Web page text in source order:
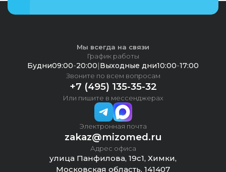
Мы всегда на связи
График работы
Будни09:00-20:00 Выходные дни10:00-17:00
Звоните по всем вопросам
+7 (495) 135-35-32
Или пишите в мессенджерах
Электронная почта
zakaz@mizomed.ru
Адрес офиса
улица Панфилова, 19с1, Химки,
Московская область, 141407